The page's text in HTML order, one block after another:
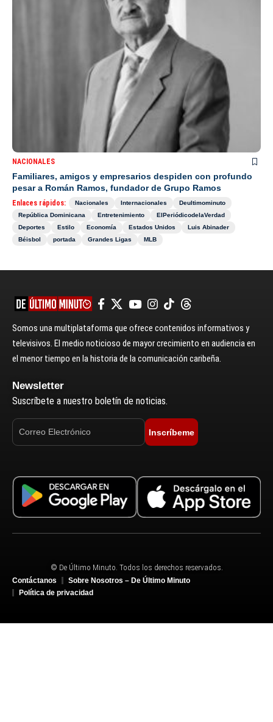
NACIONALES
Familiares, amigos y empresarios despiden con profundo
pesar a Román Ramos, fundador de Grupo Ramos
Enlaces rápidos: Nacionales Internacionales
Deultimominuto
República Dominicana
Entretenimiento
ElPeriódicodelaVerdad
Deportes
Estilo Economía Estados Unidos
Luis Abinader
Béisbol
portada Grandes Ligas MLB
Somos una multiplataforma que ofrece contenidos informativos y
televisivos. El medio noticioso de mayor crecimiento en audiencia en
el menor tiempo en la historia de la comunicación caribeña.
Newsletter
Suscríbete a nuestro boletín de noticias.
Inscríbeme
© De Último Minuto. Todos los derechos reservados.
Contáctanos
Sobre Nosotros – De Último Minuto
Política de privacidad